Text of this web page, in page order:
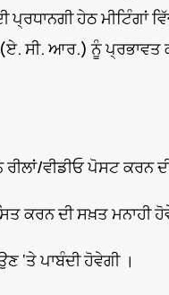
ਹੇਠ ਮੀਟਿੰਗਾਂ
(ਏ. ਸੀ. ਆਰ.) ਨੂੰ
ਵੀਡੀਓ ਪੋਸਟ ਕਰਨ
ਕਰਨ ਦੀ ਸਖ਼ਤ ਮਨਾਹੀ
‘ਤੇ ਪਾਬੰਦੀ ਹੋਵੇਗੀ ।